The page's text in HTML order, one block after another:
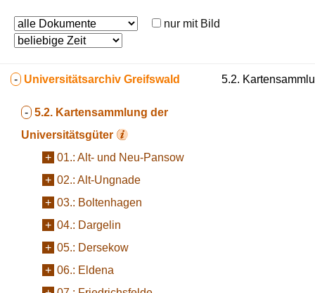
nur mit Bild
- Universitätsarchiv Greifswald
- 5.2. Kartensammlung der
Universitätsgüter
+ 01.: Alt- und Neu-Pansow
+ 02.: Alt-Ungnade
+ 03.: Boltenhagen
+ 04.: Dargelin
+ 05.: Dersekow
+ 06.: Eldena
5.2.